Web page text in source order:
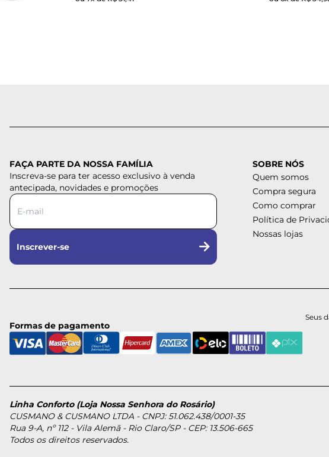
FAÇA PARTE DA NOSSA FAMÍLIA
Inscreva-se para ter acesso exclusivo à venda
antecipada, novidades e promoções
Inscrever-se
SOBRE NÓS
Quem somos
Compra segura
Como comprar
Política de
Nossas lojas
Formas de pagamento
Seus
Linha Conforto (Loja Nossa Senhora do Rosário)
CUSMANO & CUSMANO LTDA - CNPJ: 51.062.438/0001-35
Rua 9-A, nº 112 - Vila Alemã - Rio Claro/SP - CEP: 13.506-665
Todos os direitos reservados.